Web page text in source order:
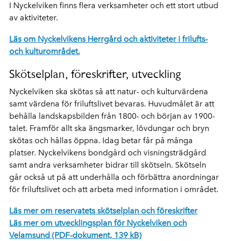
I Nyckelviken finns flera verksamheter och ett stort utbud
av aktiviteter.
Läs om Nyckelvikens Herrgård och aktiviteter i frilufts-
och kulturområdet.
Skötselplan, föreskrifter, utveckling
Nyckelviken ska skötas så att natur- och kulturvärdena
samt värdena för friluftslivet bevaras. Huvudmålet är att
behålla landskapsbilden från 1800- och början av 1900-
talet. Framför allt ska ängsmarker, lövdungar och bryn
skötas och hållas öppna. Idag betar får på många
platser. Nyckelvikens bondgård och visningsträdgård
samt andra verksamheter bidrar till skötseln. Skötseln
går också ut på att underhålla och förbättra anordningar
för friluftslivet och att arbeta med information i området.
Läs mer om reservatets skötselplan och föreskrifter
Läs mer om utvecklingsplan för Nyckelviken och
Velamsund (PDF-dokument, 139 kB)